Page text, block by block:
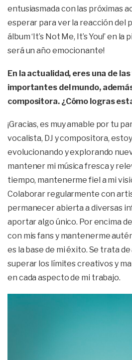
entusiasmada con las próximas
esperar para ver la reacción del
álbum ‘It’s Not Me, It’s You!’ en la
será un año emocionante!
En la actualidad, eres una de
importantes del mundo,
compositora. ¿Cómo logras
¡Gracias, es muy amable por tu
vocalista, DJ y compositora,
evolucionando y explorando
mantener mi música fresca y
tiempo, mantenerme fiel a mi
Colaborar regularmente con
permanecer abierta a diversas
aportar algo único. Por encima
con mis fans y mantenerme
es la base de mi éxito. Se trata
superar los límites creativos y
en cada aspecto de mi trabajo.